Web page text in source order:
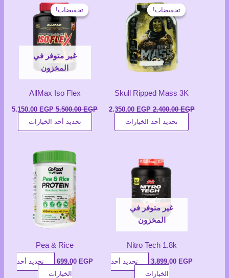
تخفيضات!
تخفيضات!
Skull Ripped Mass 3K
2.400,00EGP
السعر
هو:
2.400,00 EGP.
2.350,00 EGP
السعر
2.350,00 EGP.
تحديد أحد الخيارات
العديد
الخيارات
تخفيضات!
غير متوفر في
المخزون
تخفيضات!
AllMax Iso Flex
5.500,00EGP
السعر
هو:
5.500,00 EGP.
5.150,00EGP
تحديد أحد الخيارات
العديد
غير متوفر في
المخزون
Nitro Tech 1.8k
3.899,00 EGP
تحديد أحد
الخيارات
هناك
Pea & Rice
699,00 EGP
تحديد أحد
الخيارات
هناك